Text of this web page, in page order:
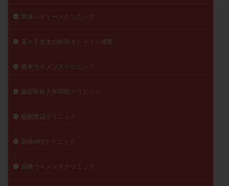
草津レディースクリニック
菜々子先生の妊活オンライン授業
蔵本ウイメンズクリニック
藤田医科大学羽田クリニック
醍醐渡辺クリニック
高崎ARTクリニック
高橋ウイメンズクリニック